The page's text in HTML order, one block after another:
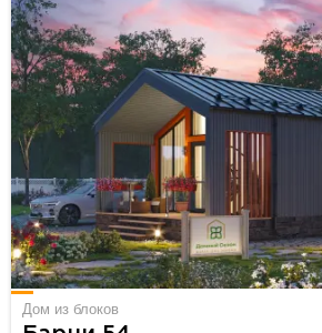
Дом из блоков